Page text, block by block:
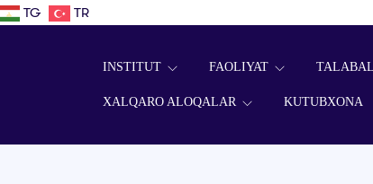
TG TR
INSTITUT FAOLIYAT
XALQARO ALOQALAR KUTUBXONA